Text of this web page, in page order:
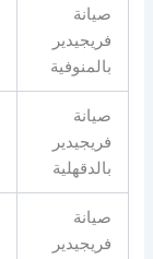
صيانة
فريجيدير
بالمنوفية
صيانة
فريجيدير
بالدقهلية
صيانة
فريجيدير